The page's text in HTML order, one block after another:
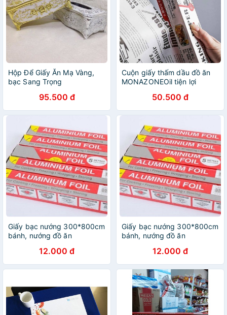
Hộp Để Giấy Ăn Mạ Vàng,
bạc Sang Trọng
95.500 đ
Cuộn giấy thấm dầu đồ ăn
MONAZONEOil tiện lợi
50.500 đ
Giấy bạc nướng 300*800cm
bánh, nướng đồ ăn
12.000 đ
Giấy bạc nướng 300*800cm
bánh, nướng đồ ăn
12.000 đ